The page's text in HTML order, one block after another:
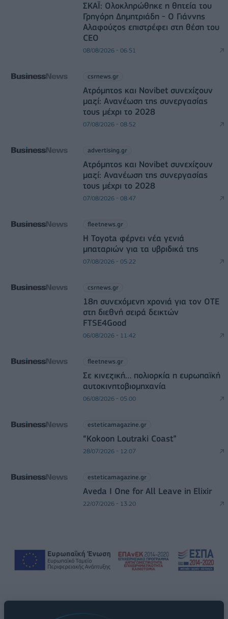
ΣΚΑΪ: Ολοκληρώθηκε η θητεία του
Γρηγόρη Δημητριάδη - Ο Γιάννης
Αλαφούζος επιστρέφει στη θέση του
CEO
08/08/2026 - 06:51
csrnews.gr
Ατρόμητος και Novibet συνεχίζουν
μαζί: Ανανέωση της συνεργασίας
τους μέχρι το 2028
07/08/2026 - 08:52
advertising.gr
Ατρόμητος και Novibet συνεχίζουν
μαζί: Ανανέωση της συνεργασίας
τους μέχρι το 2028
07/08/2026 - 08:47
fleetnews.gr
Η Toyota φέρνει νέα γενιά
μπαταριών για τα υβριδικά της
07/08/2026 - 05:22
csrnews.gr
18η συνεχόμενη χρονιά για τον ΟΤΕ
στη διεθνή σειρά δεικτών
FTSE4Good
06/08/2026 - 11:42
fleetnews.gr
Σε κινεζική… πολιορκία η ευρωπαϊκή
αυτοκινητοβιομηχανία
06/08/2026 - 05:00
esteticamagazine.gr
“Kokoon Loutraki Coast”
28/07/2026 - 12:07
esteticamagazine.gr
Aveda I One for All Leave in Elixir
22/07/2026 - 13:20